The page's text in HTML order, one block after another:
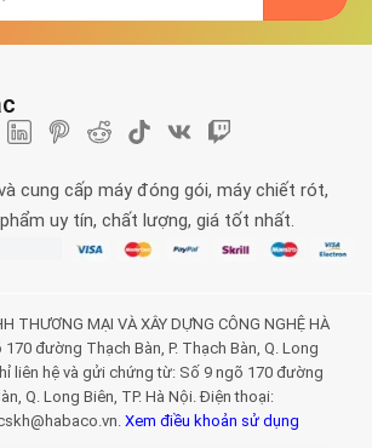
cung cấp máy đóng gói, máy chiết rót,
uy tín, chất lượng, giá tốt nhất.
THƯƠNG MẠI VÀ XÂY DỰNG CÔNG NGHỆ HÀ
đường Thạch Bàn, P. Thạch Bàn, Q. Long
liên hệ và gửi chứng từ: Số 9 ngõ 170 đường
Q. Long Biên, TP. Hà Nội. Điện thoại:
Xem điều khoản sử dụng